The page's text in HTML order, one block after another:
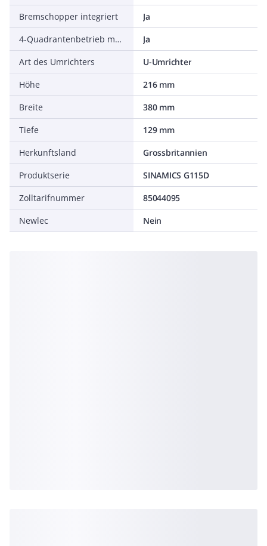
Bremschopper integriert
Ja
4-Quadrantenbetrieb möglich
Ja
Art des Umrichters
U-Umrichter
Höhe
216 mm
Breite
380 mm
Tiefe
129 mm
Herkunftsland
Grossbritannien
Produktserie
SINAMICS G115D
Zolltarifnummer
85044095
Newlec
Nein